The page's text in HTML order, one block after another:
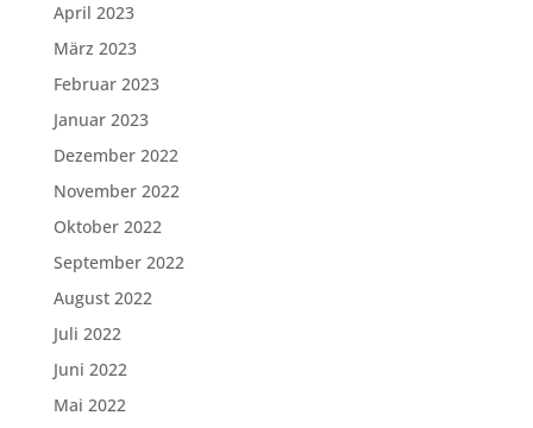
April 2023
März 2023
Februar 2023
Januar 2023
Dezember 2022
November 2022
Oktober 2022
September 2022
August 2022
Juli 2022
Juni 2022
Mai 2022